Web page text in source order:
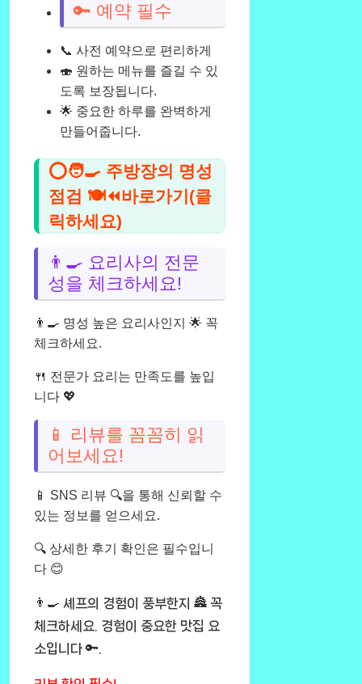
🔑 예약 필수
📞 사전 예약으로 편리하게
🍣 원하는 메뉴를 즐길 수 있
도록 보장됩니다.
🌟 중요한 하루를 완벽하게
만들어줍니다.
⭕🧑‍🍳 주방장의 명성
점검 🍽️⏪바로가기(클
릭하세요)
👨‍🍳 요리사의 전문
성을 체크하세요!
👨‍🍳 명성 높은 요리사인지 🌟 꼭
체크하세요.
🍴 전문가 요리는 만족도를 높입
니다 💖
📱 리뷰를 꼼꼼히 읽
어보세요!
📱 SNS 리뷰 🔍을 통해 신뢰할 수
있는 정보를 얻으세요.
🔍 상세한 후기 확인은 필수입니
다 😊
👨‍🍳 셰프의 경험이 풍부한지 🏯 꼭
체크하세요. 경험이 중요한 맛집 요
소입니다 🔑.